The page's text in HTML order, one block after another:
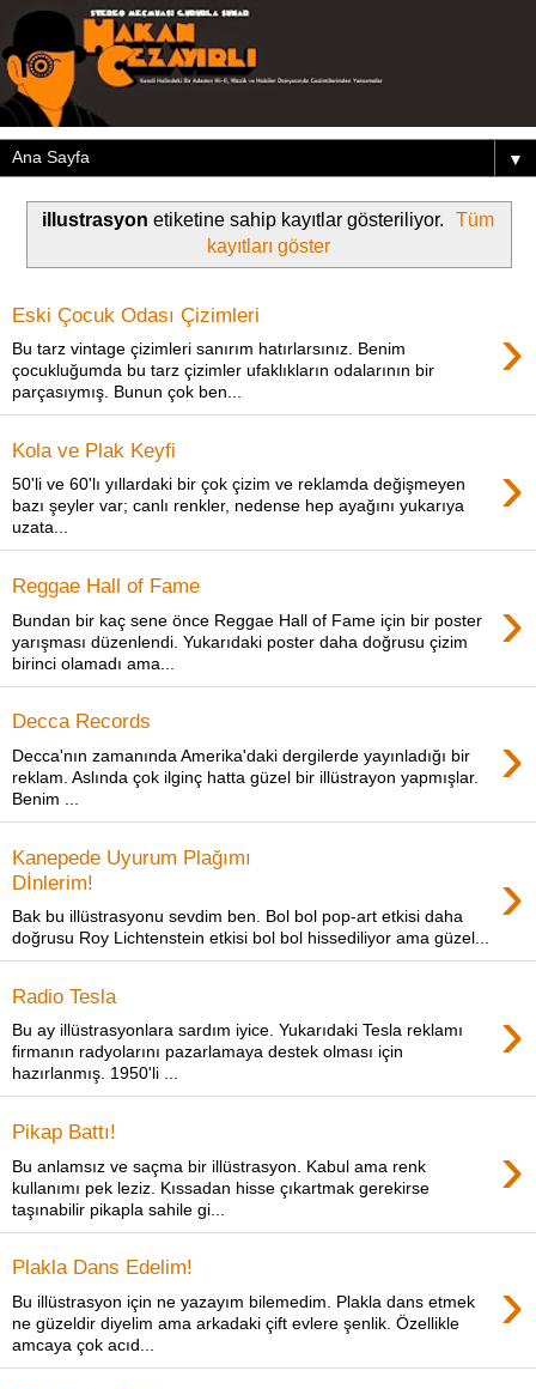
▼
illustrasyon etiketine sahip kayıtlar gösteriliyor.
Tüm
kayıtları göster
Eski Çocuk Odası Çizimleri ›
Bu tarz vintage çizimleri sanırım hatırlarsınız. Benim
çocukluğumda bu tarz çizimler ufaklıkların odalarının bir
parçasıymış. Bunun çok ben...
Kola ve Plak Keyfi ›
50'li ve 60'lı yıllardaki bir çok çizim ve reklamda değişmeyen
bazı şeyler var; canlı renkler, nedense hep ayağını yukarıya
uzata...
Reggae Hall of Fame ›
Bundan bir kaç sene önce Reggae Hall of Fame için bir poster
yarışması düzenlendi. Yukarıdaki poster daha doğrusu çizim
birinci olamadı ama...
Decca Records ›
Decca'nın zamanında Amerika'daki dergilerde yayınladığı bir
reklam. Aslında çok ilginç hatta güzel bir illüstrayon yapmışlar.
Benim ...
Kanepede Uyurum Plağımı
Dİnlerim!
›
Bak bu illüstrasyonu sevdim ben. Bol bol pop-art etkisi daha
doğrusu Roy Lichtenstein etkisi bol bol hissediliyor ama güzel...
Radio Tesla ›
Bu ay illüstrasyonlara sardım iyice. Yukarıdaki Tesla reklamı
firmanın radyolarını pazarlamaya destek olması için
hazırlanmış. 1950'li ...
Pikap Battı! ›
Bu anlamsız ve saçma bir illüstrasyon. Kabul ama renk
kullanımı pek leziz. Kıssadan hisse çıkartmak gerekirse
taşınabilir pikapla sahile gi...
Plakla Dans Edelim! ›
Bu illüstrasyon için ne yazayım bilemedim. Plakla dans etmek
ne güzeldir diyelim ama arkadaki çift evlere şenlik. Özellikle
amcaya çok acıd...